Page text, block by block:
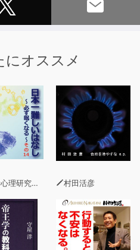
口智子［著者］／酒井孝祥
］／白蘭［朗読］）
［著者］／早川昌佐［朗
藤康史［朗読］）
いる（石田空［著者］／岡
［著者］／碧ルナ［朗読］）
にオススメ
社モデンナ 顧問 青木幹和 村田活彦